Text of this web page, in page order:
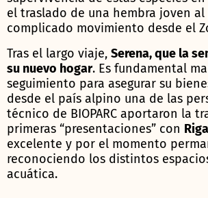
el traslado de una hembra joven
complicado movimiento desde el
Tras el largo viaje, Serena, que la
su nuevo hogar. Es fundamental
seguimiento para asegurar su
desde el país alpino una de las
técnico de BIOPARC aportaron la
primeras “presentaciones” con
excelente y por el momento
reconociendo los distintos
acuática.